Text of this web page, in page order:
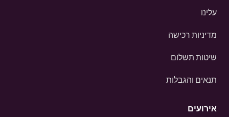
עלינו
מדיניות רכישה
שיטות תשלום
תנאים והגבלות
אירועים